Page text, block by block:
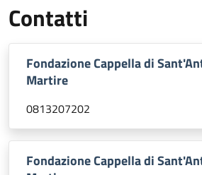
Contatti
Fondazione Cappella di
Martire
0813207202
Fondazione Cappella di